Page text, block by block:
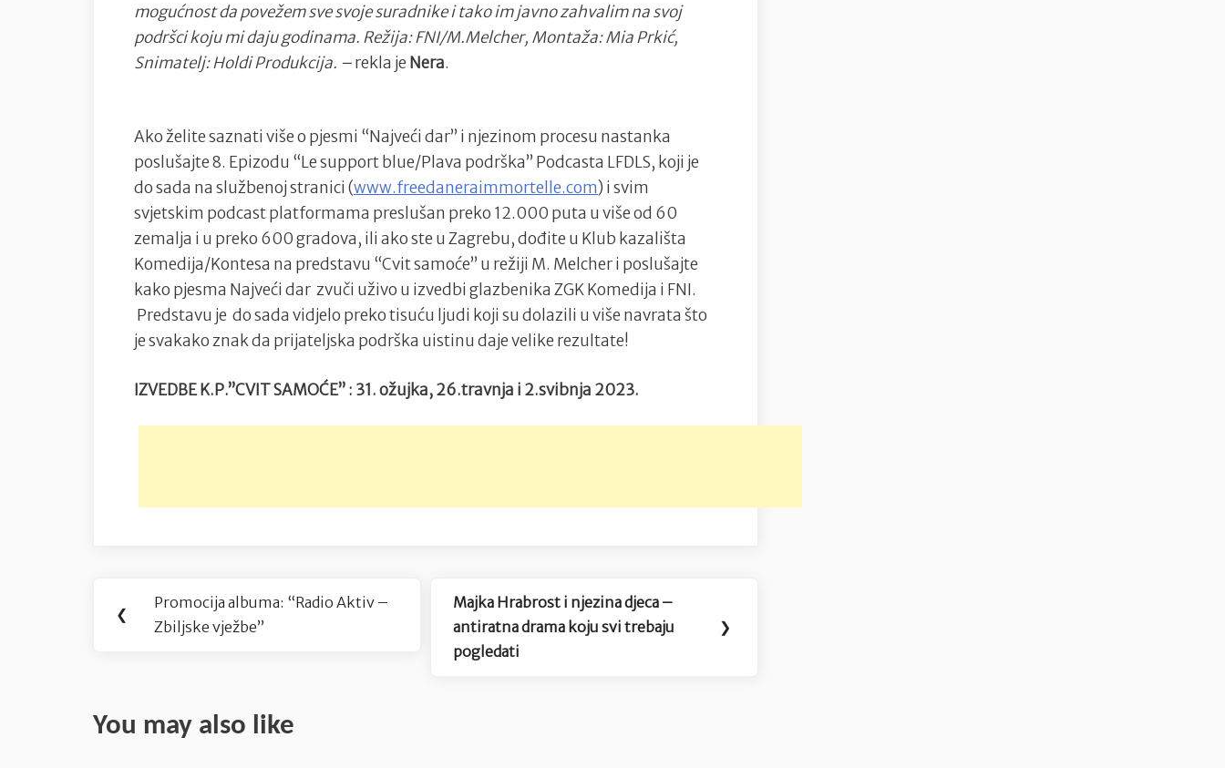
mogućnost da povežem sve svoje suradnike i tako im javno zahvalim na svoj
podršci koju mi daju godinama. Režija: FNI/M.Melcher, Montaža: Mia Prkić,
Snimatelj: Holdi Produkcija. –rekla je Nera.
Ako želite saznati više o pjesmi “Najveći dar” i njezinom procesu nastanka
poslušajte 8. Epizodu “Le support blue/Plava podrška” Podcasta LFDLS, koji je
do sada na službenoj stranici (www.freedaneraimmortelle.com) i svim
svjetskim podcast platformama preslušan preko 12.000 puta u više od 60
zemalja i u preko 600 gradova, ili ako ste u Zagrebu, dođite u Klub kazališta
Komedija/Kontesa na predstavu “Cvit samoće” u režiji M. Melcher i poslušajte
kako pjesma Najveći dar zvuči uživo u izvedbi glazbenika ZGK Komedija i FNI.
Predstavu je do sada vidjelo preko tisuću ljudi koji su dolazili u više navrata što
je svakako znak da prijateljska podrška uistinu daje velike rezultate!
IZVEDBE K.P.”CVIT SAMOĆE” : 31. ožujka, 26.travnja i 2.svibnja 2023.
Navigacija
objava
❮
Previous
Post:
Promocija albuma: “Radio Aktiv –
Zbiljske vježbe”
Next
Post:
Majka Hrabrost i njezina djeca –
antiratna drama koju svi trebaju
pogledati
❯
You may also like